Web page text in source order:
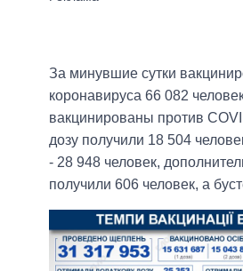
За минувшие сутки
коронавируса 66 082
вакцинированы против
дозу получили 18 504
- 28 948 человек,
получили 606 человек, а